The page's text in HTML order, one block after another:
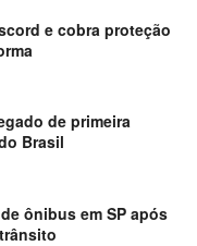
e cobra proteção
de primeira
Brasil
ônibus em SP após